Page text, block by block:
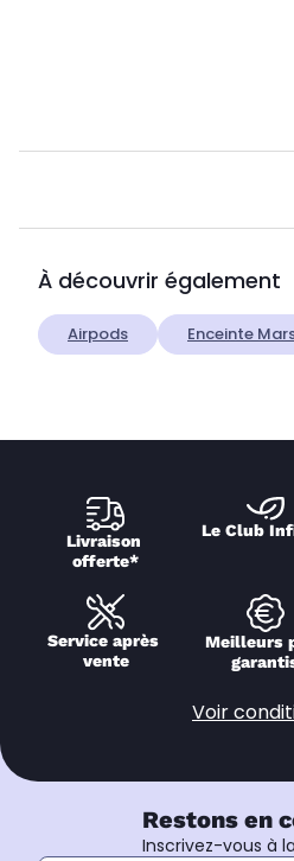
À découvrir également
Airpods Enceinte
Livraison
offerte*
Le Club
Service après
vente
Meilleurs
Voir
Restons en
Inscrivez-vous à